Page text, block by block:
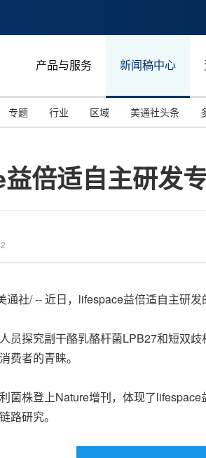
产品与服务 新闻稿中心
专题 行业 区域 美通社头条
倍适自主研发
通社/ -- 近日，lifespace益倍适自主研
员探究副干酪乳酪杆菌LPB27和短双
费者的青睐。
菌株登上Nature增刊，体现了
路研究。